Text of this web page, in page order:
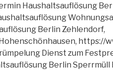
Haushaltsauflösung
Berlin Zehlendorf,
https://
Dienst zum
Berlin Sperrmüll